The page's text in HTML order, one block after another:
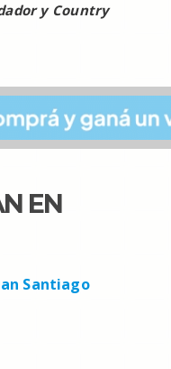
y Country
EN
Santiago